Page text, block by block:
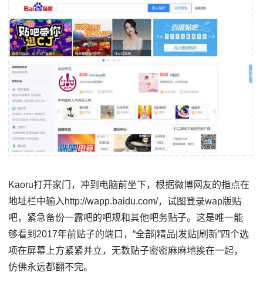
Kaoru打开家门，冲到电脑前坐下，根据微博网友的指点在
地址栏中输入http://wapp.baidu.com/，试图登录wap版贴
吧，紧急备份一露吧的吧规和其他吧务贴子。这是唯一能
够看到2017年前贴子的端口，“全部|精品|发贴|刷新”四个选
项在屏幕上方紧紧并立，无数贴子密密麻麻地挨在一起，
仿佛永远都翻不完。